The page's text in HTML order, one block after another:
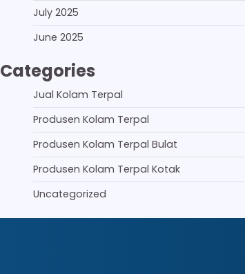
July 2025
June 2025
Categories
Jual Kolam Terpal
Produsen Kolam Terpal
Produsen Kolam Terpal Bulat
Produsen Kolam Terpal Kotak
Uncategorized